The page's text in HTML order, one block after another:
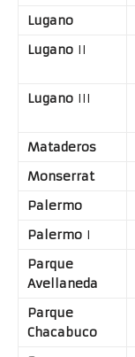
Lugano
Lugano II
Lugano III
Mataderos
Monserrat
Palermo
Palermo I
Parque
Avellaneda
Parque
Chacabuco